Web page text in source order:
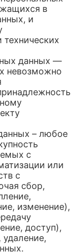
в
и
данных —
невозможно
– любое
с
или
с
сбор,
изменение),
доступ),